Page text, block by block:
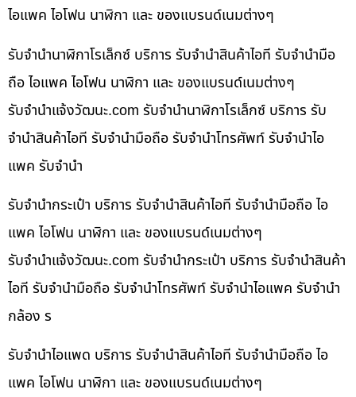
ไอแพค ไอโฟน นาฬิกา และ ของแบรนด์เนมต่างๆ
รับจำนำนาฬิกาโรเล็กซ์ บริการ รับจำนำสินค้าไอที รับจำนำมือ
ถือ ไอแพค ไอโฟน นาฬิกา และ ของแบรนด์เนมต่างๆ
รับจํานําแจ้งวัฒนะ.com รับจำนำนาฬิกาโรเล็กซ์ บริการ รับ
จำนำสินค้าไอที รับจำนำมือถือ รับจำนำโทรศัพท์ รับจำนำไอ
แพค รับจำนำ
รับจำนำกระเป๋า บริการ รับจำนำสินค้าไอที รับจำนำมือถือ ไอ
แพค ไอโฟน นาฬิกา และ ของแบรนด์เนมต่างๆ
รับจํานําแจ้งวัฒนะ.com รับจำนำกระเป๋า บริการ รับจำนำสินค้า
ไอที รับจำนำมือถือ รับจำนำโทรศัพท์ รับจำนำไอแพค รับจำนำ
กล้อง ร
รับจำนำไอแพด บริการ รับจำนำสินค้าไอที รับจำนำมือถือ ไอ
แพค ไอโฟน นาฬิกา และ ของแบรนด์เนมต่างๆ